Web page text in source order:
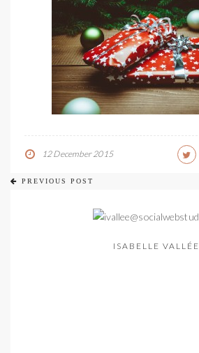
12 December 2015
PREVIOUS POST
ISABELLE VALLÉE